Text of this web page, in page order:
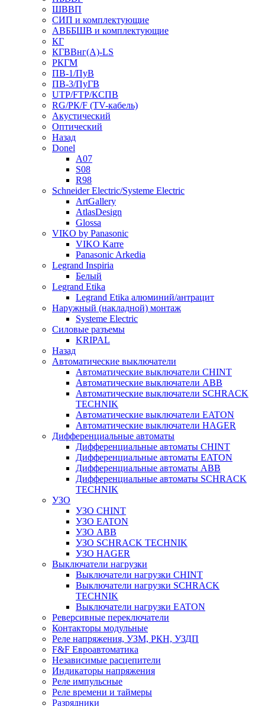
ШВВП
СИП и комплектующие
АВББШВ и комплектующие
КГ
КГВВнг(А)-LS
РКГМ
ПВ-1/ПуВ
ПВ-3/ПуГВ
UTP/FTP/КСПВ
RG/РК/F (TV-кабель)
Акустический
Оптический
Назад
Donel
A07
S08
R98
Schneider Electric/Systeme Electric
ArtGallery
AtlasDesign
Glossa
VIKO by Panasonic
VIKO Karre
Panasonic Arkedia
Legrand Inspiria
Белый
Legrand Etika
Legrand Etika алюминий/антрацит
Наружный (накладной) монтаж
Systeme Electric
Силовые разъемы
KRIPAL
Назад
Автоматические выключатели
Автоматические выключатели CHINT
Автоматические выключатели ABB
Автоматические выключатели SCHRACK
TECHNIK
Автоматические выключатели EATON
Автоматические выключатели HAGER
Дифференциальные автоматы
Дифференциальные автоматы CHINT
Дифференциальные автоматы EATON
Дифференциальные автоматы ABB
Дифференциальные автоматы SCHRACK
TECHNIK
УЗО
УЗО CHINT
УЗО EATON
УЗО ABB
УЗО SCHRACK TECHNIK
УЗО HAGER
Выключатели нагрузки
Выключатели нагрузки CHINT
Выключатели нагрузки SCHRACK
TECHNIK
Выключатели нагрузки EATON
Реверсивные переключатели
Контакторы модульные
Реле напряжения, УЗМ, РКН, УЗДП
F&F Евроавтоматика
Независимые расцепители
Индикаторы напряжения
Реле импульсные
Реле времени и таймеры
Разрядники